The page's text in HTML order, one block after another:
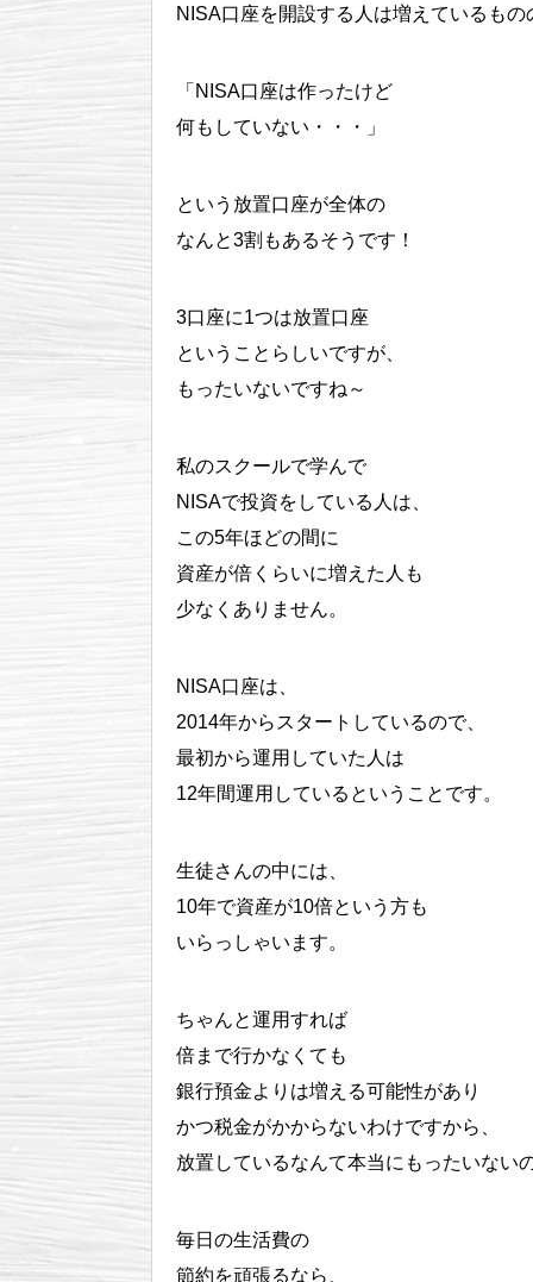
NISA口座を開設する人は増えているもの
「NISA口座は作ったけど
何もしていない・・・」
という放置口座が全体の
なんと3割もあるそうです！
3口座に1つは放置口座
ということらしいですが、
もったいないですね～
私のスクールで学んで
NISAで投資をしている人は、
この5年ほどの間に
資産が倍くらいに増えた人も
少なくありません。
NISA口座は、
2014年からスタートしているので、
最初から運用していた人は
12年間運用しているということです。
生徒さんの中には、
10年で資産が10倍という方も
いらっしゃいます。
ちゃんと運用すれば
倍まで行かなくても
銀行預金よりは増える可能性があり
かつ税金がかからないわけですから、
放置しているなんて本当にもったいない
毎日の生活費の
節約を頑張るなら、